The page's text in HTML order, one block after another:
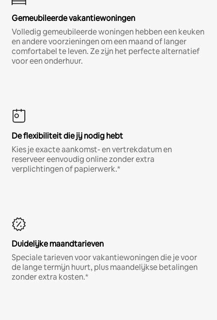
Gemeubileerde vakantiewoningen
Volledig gemeubileerde woningen hebben een keuken
en andere voorzieningen om een maand of langer
comfortabel te leven. Ze zijn het perfecte alternatief
voor een onderhuur.
De flexibiliteit die jij nodig hebt
Kies je exacte aankomst- en vertrekdatum en
reserveer eenvoudig online zonder extra
verplichtingen of papierwerk.*
Duidelijke maandtarieven
Speciale tarieven voor vakantiewoningen die je voor
de lange termijn huurt, plus maandelijkse betalingen
zonder extra kosten.*